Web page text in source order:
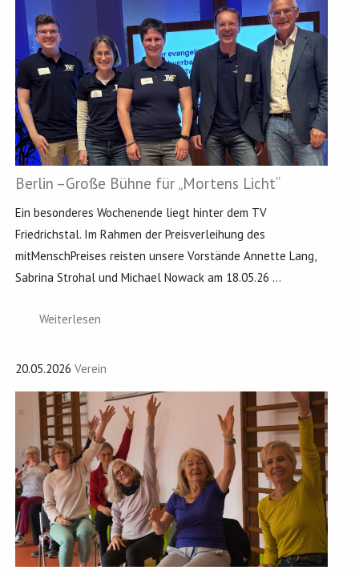
Berlin –Große Bühne für „Mortens Licht“
Ein besonderes Wochenende liegt hinter dem TV
Friedrichstal. Im Rahmen der Preisverleihung des
mitMenschPreises reisten unsere Vorstände Annette Lang,
Sabrina Strohal und Michael Nowack am 18.05.26 ...
Weiterlesen
20.05.2026 Verein